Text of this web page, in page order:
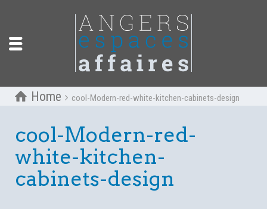
Home cool-Modern-red-white-kitchen-cabinets-design
cool-Modern-red-
white-kitchen-
cabinets-design